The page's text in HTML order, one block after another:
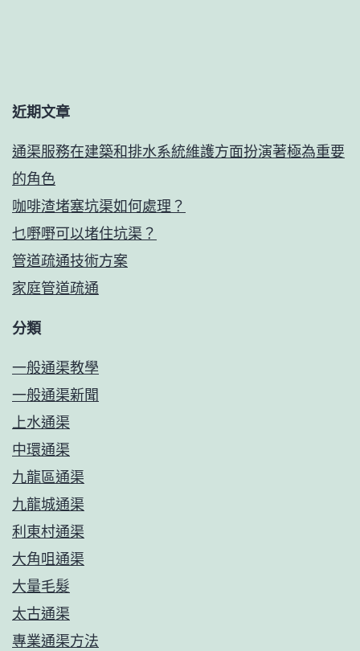
近期文章
通渠服務在建築和排水系統維護方面扮演著極為重要
的角色
咖啡渣堵塞坑渠如何處理？
乜嘢嘢可以堵住坑渠？
管道疏通技術方案
家庭管道疏通
分類
一般通渠教學
一般通渠新聞
上水通渠
中環通渠
九龍區通渠
九龍城通渠
利東村通渠
大角咀通渠
大量毛髮
太古通渠
專業通渠方法